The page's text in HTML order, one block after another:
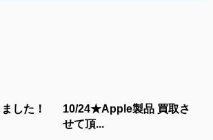
した！
10/24★Apple製品 買取さ
せて頂...